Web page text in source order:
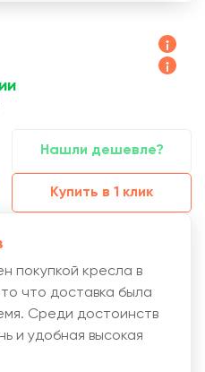
Нашли дешевле?
Купить в 1 клик
покупкой кресла в
что доставка была
Среди достоинств
и удобная высокая